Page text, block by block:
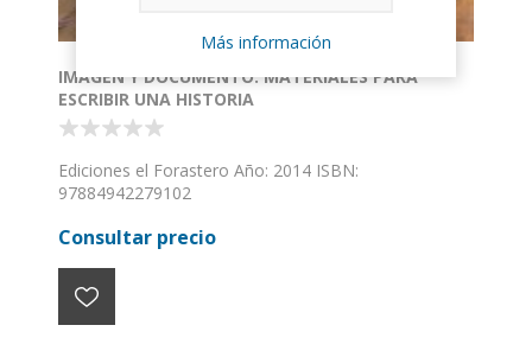
IMAGEN Y DOCUMENTO: MATERIALES PARA
ESCRIBIR UNA HISTORIA
Ediciones el Forastero Año: 2014 ISBN:
97884942279102
Consultar precio
Más información